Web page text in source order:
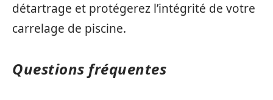
détartrage et protégerez l’intégrité de votre
carrelage de piscine.
Questions fréquentes